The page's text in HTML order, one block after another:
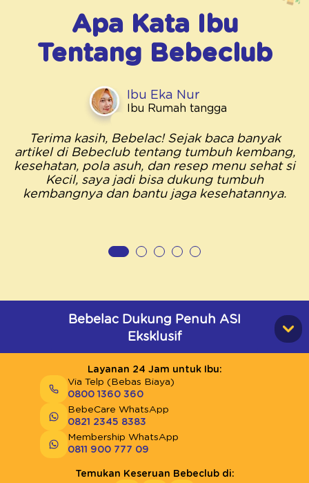
Apa Kata Ibu
Tentang Bebeclub
Ibu Eka Nur
Ibu Rumah tangga
Terima kasih, Bebelac! Sejak baca banyak
artikel di Bebeclub tentang tumbuh kembang,
kesehatan, pola asuh, dan resep menu sehat si
Kecil, saya jadi bisa dukung tumbuh
kembangnya dan bantu jaga kesehatannya.
Bebelac Dukung Penuh ASI
Eksklusif
Layanan 24 Jam untuk Ibu:
Via Telp (Bebas Biaya)
0800 1360 360
BebeCare WhatsApp
0821 2345 8383
Membership WhatsApp
0811 900 777 09
Temukan Keseruan Bebeclub di: